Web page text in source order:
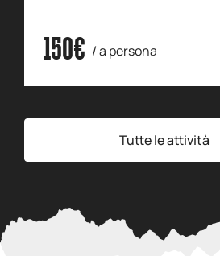
150€ / a persona
Tutte le attività